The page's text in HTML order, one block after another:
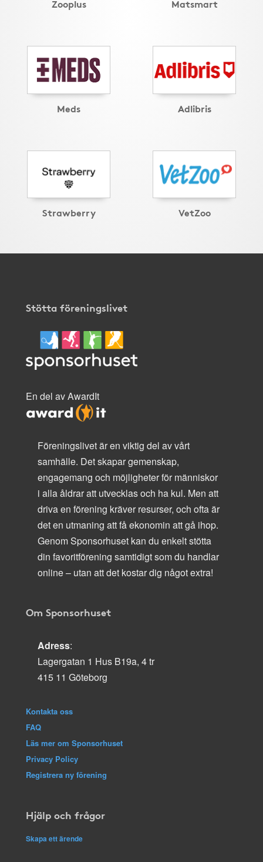
Zooplus Matsmart
Meds Adlibris
Strawberry VetZoo
Stötta föreningslivet
En del av AwardIt
Föreningslivet är en viktig del av vårt
samhälle. Det skapar gemenskap,
engagemang och möjligheter för människor
i alla åldrar att utvecklas och ha kul. Men att
driva en förening kräver resurser, och ofta är
det en utmaning att få ekonomin att gå ihop.
Genom Sponsorhuset kan du enkelt stötta
din favoritförening samtidigt som du handlar
online – utan att det kostar dig något extra!
Om Sponsorhuset
Adress:
Lagergatan 1 Hus B19a, 4 tr
415 11 Göteborg
Kontakta oss
FAQ
Läs mer om Sponsorhuset
Privacy Policy
Registrera ny förening
Hjälp och frågor
Skapa ett ärende